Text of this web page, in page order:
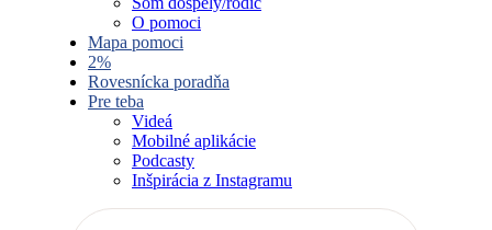
O pomoci
Mapa pomoci
2%
Rovesnícka poradňa
Pre teba
Videá
Mobilné aplikácie
Podcasty
Inšpirácia z Instagramu